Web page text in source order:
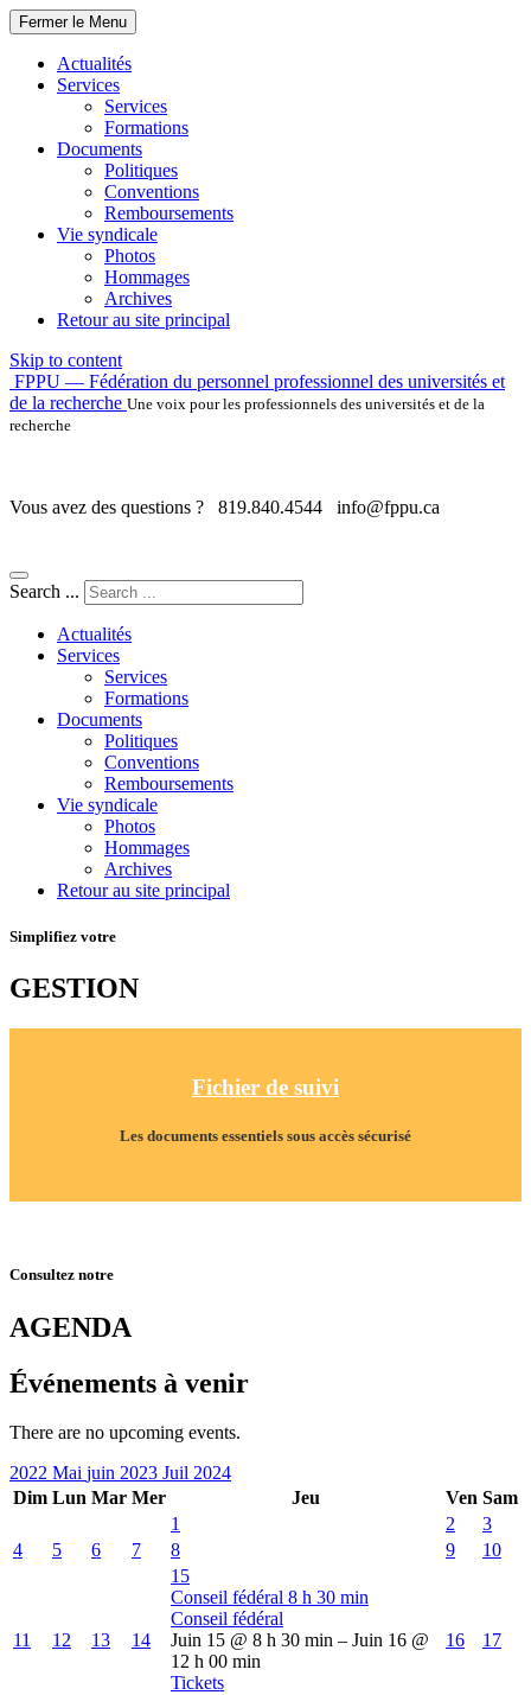
Fermer le Menu
Actualités
Services
Services
Formations
Documents
Politiques
Conventions
Remboursements
Vie syndicale
Photos
Hommages
Archives
Retour au site principal
Skip to content
FPPU — Fédération du personnel professionnel des universités et
de la recherche Une voix pour les professionnels des universités et de la
recherche
Vous avez des questions ? 819.840.4544 info@fppu.ca
Search ...
Actualités
Services
Services
Formations
Documents
Politiques
Conventions
Remboursements
Vie syndicale
Photos
Hommages
Archives
Retour au site principal
Simplifiez votre
GESTION
Fichier de suivi
Les documents essentiels sous accès sécurisé
Consultez notre
AGENDA
Événements à venir
There are no upcoming events.
2022 Mai juin 2023 Juil 2024
Dim Lun Mar Mer Jeu Ven Sam
1
2
3
4
5 6 7 8 9 10
11 12 13 14
15
Conseil fédéral 8 h 30 min
Conseil fédéral
Juin 15 @ 8 h 30 min – Juin 16 @
12 h 00 min
Tickets
16 17